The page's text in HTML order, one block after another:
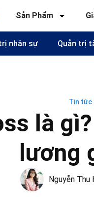
Sản Phẩm
nhân sự Quản trị
Tin tức
là
lương
Nguyễn Thu